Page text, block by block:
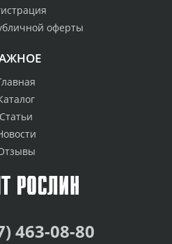
оферты
Статьи
463-08-80